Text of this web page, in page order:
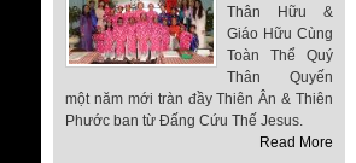
Thân Hữu &
Giáo Hữu Cùng
Toàn Thể Quý
Thân Quyến
một năm mới tràn đầy Thiên Ân & Thiên
Phước ban từ Đấng Cứu Thế Jesus.
Read More